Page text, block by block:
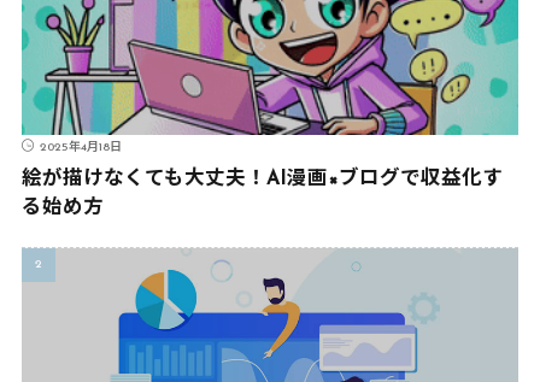
2025年4月18日
絵が描けなくても大丈夫！AI漫画×ブログで収益化す
る始め方